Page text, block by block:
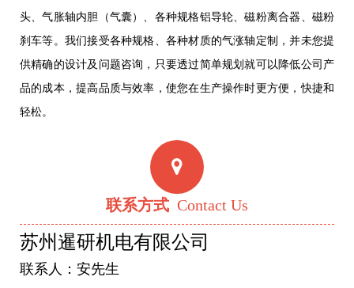
头、气胀轴内胆（气囊）、各种规格铝导轮、磁粉离合器、磁粉
刹车等。我们接受各种规格、各种材质的气涨轴定制，并未您提
供精确的设计及问题咨询，只要透过简单规划就可以降低公司产
品的成本，提高品质与效率，使您在生产操作时更方便，快捷和
轻松。
联系方式 Contact Us
苏州暹研机电有限公司
联系人：安先生